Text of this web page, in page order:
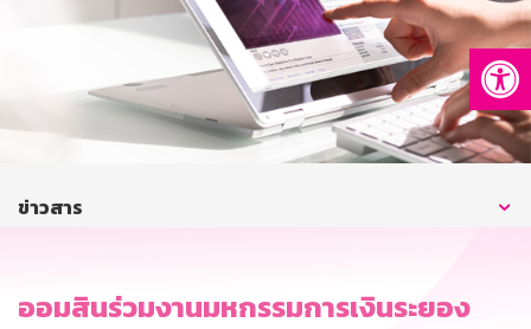
บริการทางการเงิน
ติดต่อเรา
บริการออนไลน์
ข่าวสาร
ออมสินร่วมงานมหกรรมการเงินระยอง